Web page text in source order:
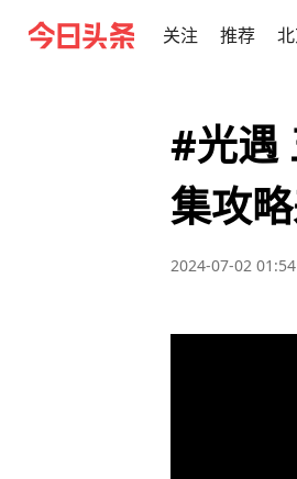
关注 推荐
#光遇
集攻
2024-07-02 01:54